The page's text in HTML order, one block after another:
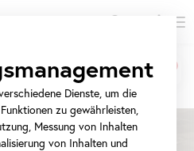
Olive Moorefield
Dienste, um die
zu gewährleisten,
Messung von Inhalten
von Inhalten und